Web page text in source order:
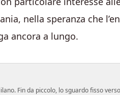
nella speranza che
ancora a lungo.
Fin da piccolo, lo sguardo fisso